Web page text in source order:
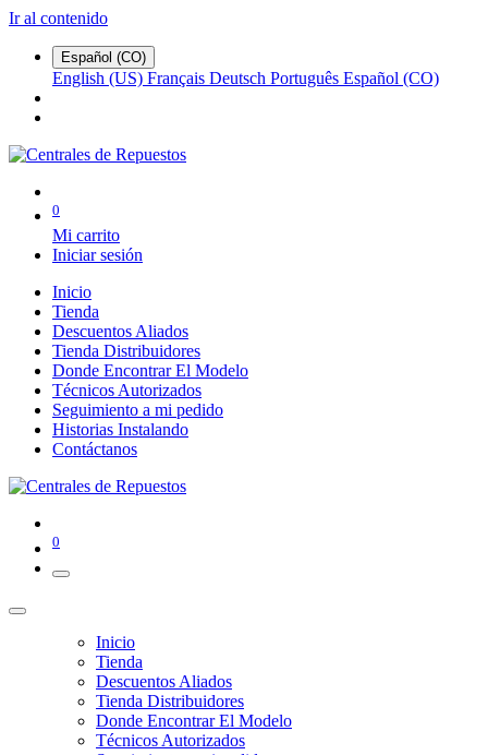
Ir al contenido
Español (CO)
English (US) Français Deutsch Português Español (CO)
0
Mi carrito
Iniciar sesión
Inicio
Tienda
Descuentos Aliados
Tienda Distribuidores
Donde Encontrar El Modelo
Técnicos Autorizados
Seguimiento a mi pedido
Historias Instalando
Contáctanos
0
Inicio
Tienda
Descuentos Aliados
Tienda Distribuidores
Donde Encontrar El Modelo
Técnicos Autorizados